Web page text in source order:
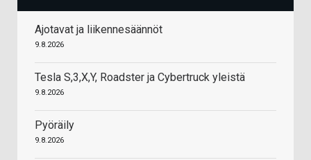
Ajotavat ja liikennesäännöt
9.8.2026
Tesla S,3,X,Y, Roadster ja Cybertruck yleistä
9.8.2026
Pyöräily
9.8.2026